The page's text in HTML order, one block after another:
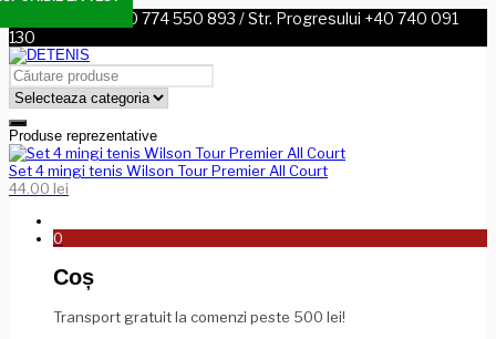
Sos. Nordului +40 774 550 893 / Str. Progresului +40 740 091
130
Produse reprezentative
Set 4 mingi tenis Wilson Tour Premier All Court
44.00 lei
0
Coș
Transport gratuit la comenzi peste 500 lei!